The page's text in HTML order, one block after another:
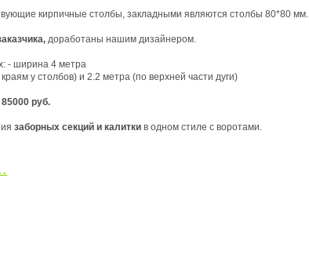
кирпичные столбы, закладными являются столбы 80*80 мм.
доработаны нашим дизайнером.
- ширина 4 метра
столбов) и 2.2 метра (по верхней части дуги)
85000 руб.
заборных секций и калитки в одном стиле с воротами.